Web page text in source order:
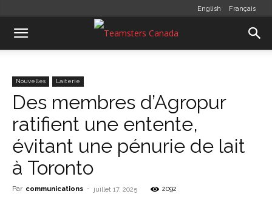
English Français
Nouvelles Laiterie
Des membres d’Agropur
ratifient une entente,
évitant une pénurie de lait
à Toronto
Par communications - juillet 17, 2025 2092